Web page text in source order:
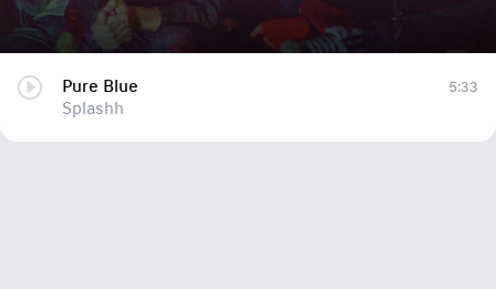
Pure Blue
Splashh
5:33